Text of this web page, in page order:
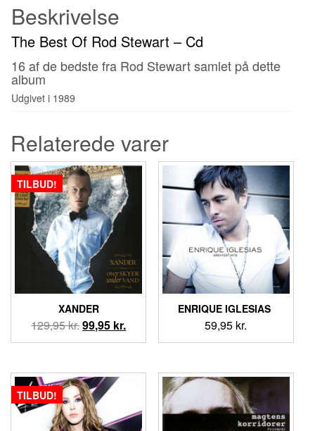
Beskrivelse
The Best Of Rod Stewart – Cd
16 af de bedste fra Rod Stewart samlet på dette
album
Udgivet i 1989
Relaterede varer
TILBUD!
XANDER
129,95kr.Den
oprindelige
var:
129,95 kr..
99,95 kr.Den
aktuelle
er:
99,95 kr..
ENRIQUE IGLESIAS ‎
59,95 kr.
TILBUD!